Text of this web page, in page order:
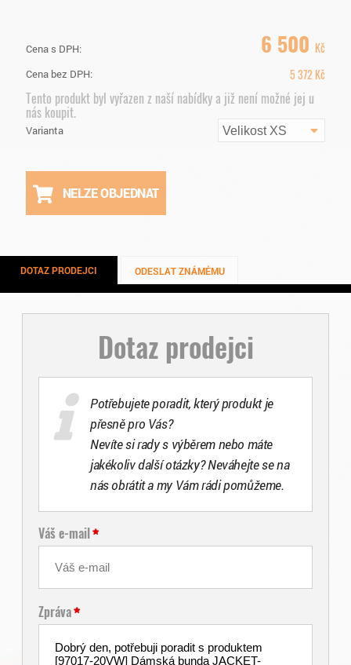
Cena s DPH: 6 500 Kč
Cena bez DPH: 5 372 Kč
Tento produkt byl vyřazen z naší nabídky a již není možné jej u
nás koupit.
Varianta Velikost XS
NELZE OBJEDNAT
DOTAZ PRODEJCI ODESLAT ZNÁMÉMU
Dotaz prodejci
Potřebujete poradit, který produkt je
přesně pro Vás?
Nevíte si rady s výběrem nebo máte
jakékoliv další otázky? Neváhejte se na
nás obrátit a my Vám rádi pomůžeme.
Váš e-mail
Zpráva